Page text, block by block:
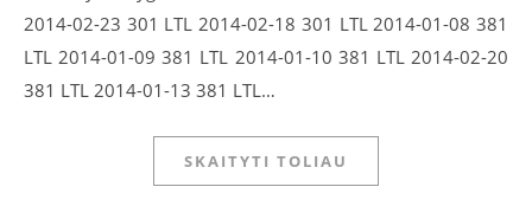
2014-02-23 301 LTL 2014-02-18 301 LTL 2014-01-08 381
LTL 2014-01-09 381 LTL 2014-01-10 381 LTL 2014-02-20
381 LTL 2014-01-13 381 LTL…
SKAITYTI TOLIAU